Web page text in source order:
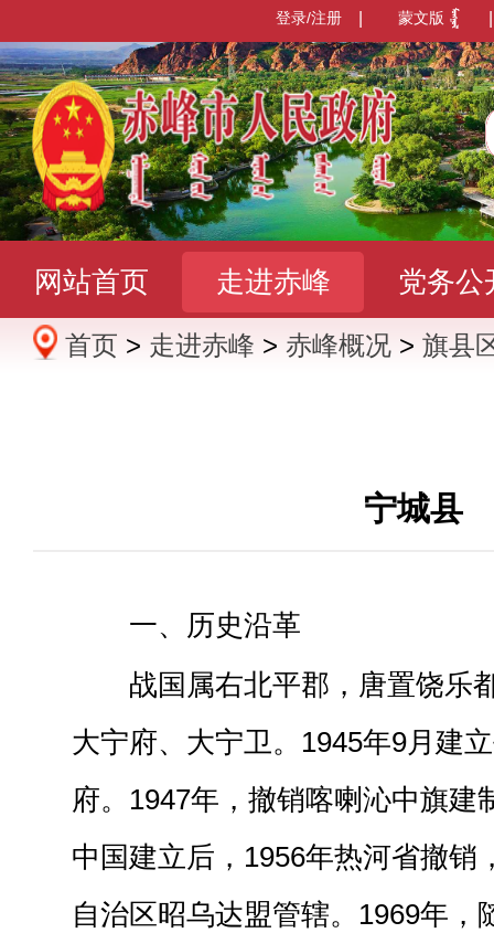
蒙文版
登录/注册
网站首页 走进赤峰 党务公
办事服务 政民互动 数据发
首页 > 走进赤峰 > 赤峰概况 > 旗县
宁城县
一、历史沿革
战国属右北平郡，唐置饶乐
大宁府、大宁卫。1945年9月建
府。1947年，撤销喀喇沁中旗建
中国建立后，1956年热河省撤销
自治区昭乌达盟管辖。1969年，